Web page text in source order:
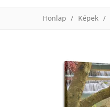
Honlap Képek